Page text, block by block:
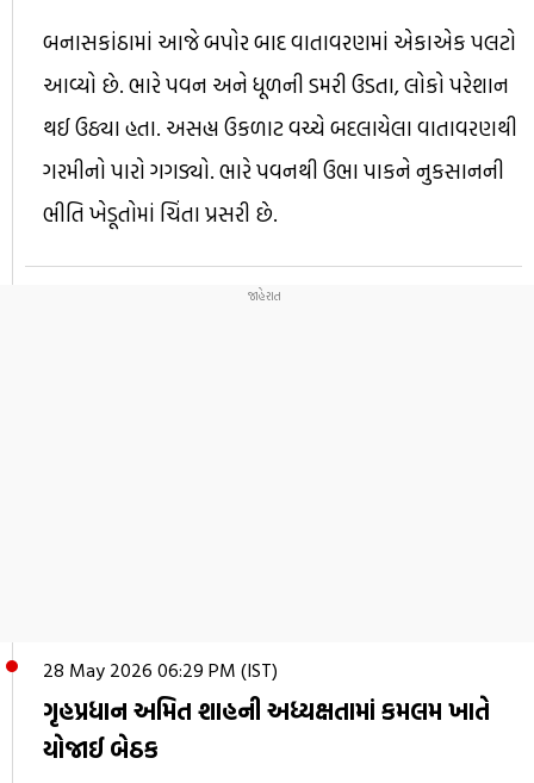
બનાસકાંઠામાં આજે બપોર બાદ વાતાવરણમાં એકાએક પલટો
આવ્યો છે. ભારે પવન અને ધૂળની ડમરી ઉડતા, લોકો પરેશાન
થઈ ઉઠ્યા હતા. અસહ્ય ઉકળાટ વચ્ચે બદલાયેલા વાતાવરણથી
ગરમીનો પારો ગગડ્યો. ભારે પવનથી ઉભા પાકને નુકસાનની
ભીતિ ખેડૂતોમાં ચિંતા પ્રસરી છે.
28 May 2026 06:29 PM (IST)
ગૃહપ્રધાન અમિત શાહની અધ્યક્ષતામાં કમલમ ખાતે
યોજાઈ બેઠક